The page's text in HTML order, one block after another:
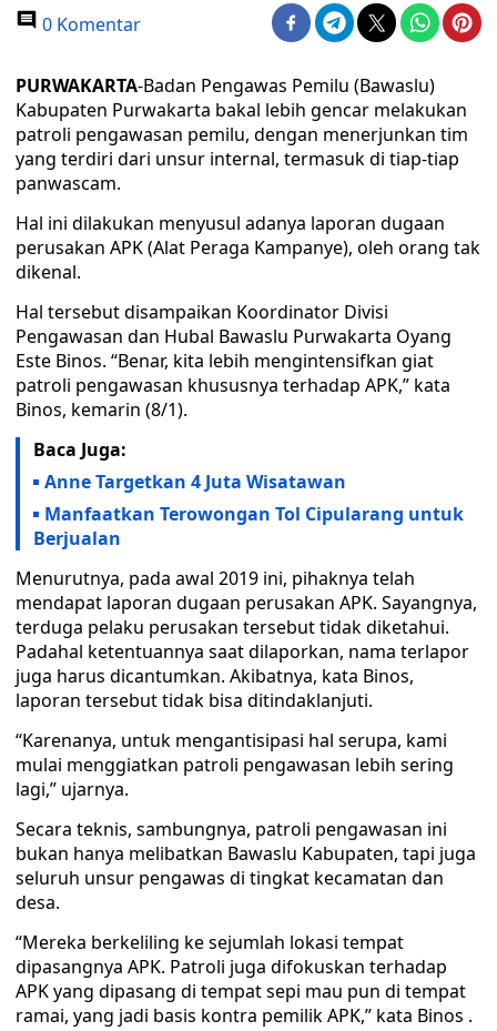
0 Komentar
PURWAKARTA-Badan Pengawas Pemilu (Bawaslu)
Kabupaten Purwakarta bakal lebih gencar melakukan
patroli pengawasan pemilu, dengan menerjunkan tim
yang terdiri dari unsur internal, termasuk di tiap-tiap
panwascam.
Hal ini dilakukan menyusul adanya laporan dugaan
perusakan APK (Alat Peraga Kampanye), oleh orang tak
dikenal.
Hal tersebut disampaikan Koordinator Divisi
Pengawasan dan Hubal Bawaslu Purwakarta Oyang
Este Binos. “Benar, kita lebih mengintensifkan giat
patroli pengawasan khususnya terhadap APK,” kata
Binos, kemarin (8/1).
Baca Juga:
Anne Targetkan 4 Juta Wisatawan
Manfaatkan Terowongan Tol Cipularang untuk
Berjualan
Menurutnya, pada awal 2019 ini, pihaknya telah
mendapat laporan dugaan perusakan APK. Sayangnya,
terduga pelaku perusakan tersebut tidak diketahui.
Padahal ketentuannya saat dilaporkan, nama terlapor
juga harus dicantumkan. Akibatnya, kata Binos,
laporan tersebut tidak bisa ditindaklanjuti.
“Karenanya, untuk mengantisipasi hal serupa, kami
mulai menggiatkan patroli pengawasan lebih sering
lagi,” ujarnya.
Secara teknis, sambungnya, patroli pengawasan ini
bukan hanya melibatkan Bawaslu Kabupaten, tapi juga
seluruh unsur pengawas di tingkat kecamatan dan
desa.
“Mereka berkeliling ke sejumlah lokasi tempat
dipasangnya APK. Patroli juga difokuskan terhadap
APK yang dipasang di tempat sepi mau pun di tempat
ramai, yang jadi basis kontra pemilik APK,” kata Binos .